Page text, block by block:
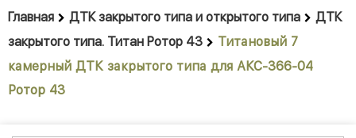
Главная ДТК закрытого типа и открытого типа
ДТК
закрытого типа. Титан Ротор 43
Титановый 7
камерный ДТК закрытого типа для АКС-366-04
Ротор 43